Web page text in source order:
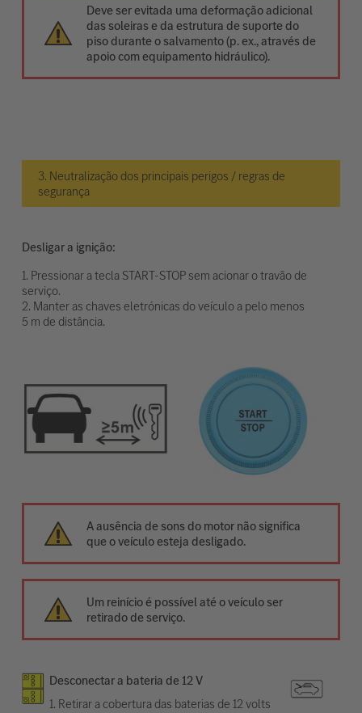
Deve ser evitada uma deformação adicional
das soleiras e da estrutura de suporte do
piso durante o salvamento (p. ex., através de
apoio com equipamento hidráulico).
3. Neutralização dos principais perigos / regras de
segurança
Desligar a ignição:
1. Pressionar a tecla START-STOP sem acionar o travão de
serviço.
2. Manter as chaves eletrónicas do veículo a pelo menos
5 m de distância.
A ausência de sons do motor não significa
que o veículo esteja desligado.
Um reinício é possível até o veículo ser
retirado de serviço.
Desconectar a bateria de 12 V
1. Retirar a cobertura das baterias de 12 volts